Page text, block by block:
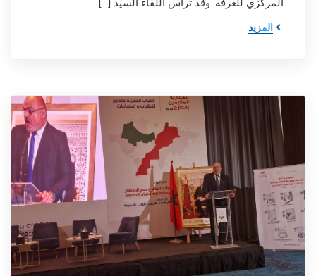
المركزي للغرفة. وقد ترأس اللقاء السيد […]
المزيد